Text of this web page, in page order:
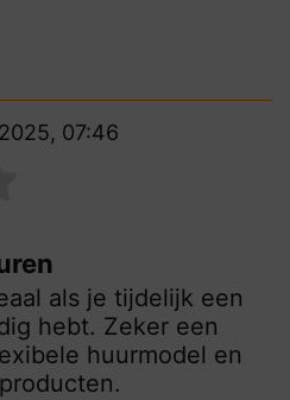
07:46
als je tijdelijk een
hebt. Zeker een
huurmodel en